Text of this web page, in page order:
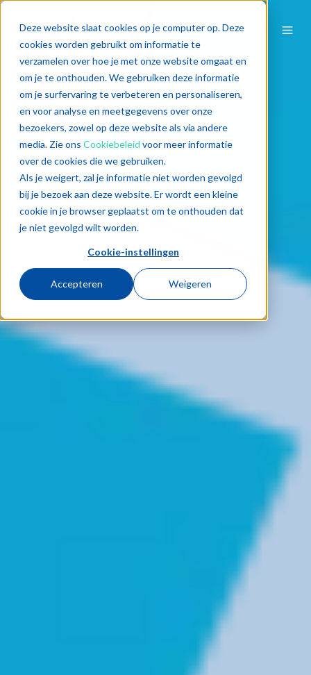
Deze website slaat cookies op je computer op. Deze
cookies worden gebruikt om informatie te
verzamelen over hoe je met onze website omgaat en
om je te onthouden. We gebruiken deze informatie
om je surfervaring te verbeteren en personaliseren,
en voor analyse en meetgegevens over onze
bezoekers, zowel op deze website als via andere
media. Zie ons Cookiebeleid voor meer informatie
over de cookies die we gebruiken.
Als je weigert, zal je informatie niet worden gevolgd
bij je bezoek aan deze website. Er wordt een kleine
cookie in je browser geplaatst om te onthouden dat
je niet gevolgd wilt worden.
Cookie-instellingen
Accepteren Weigeren